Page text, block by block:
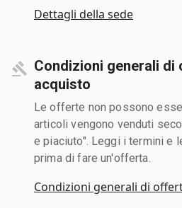
Dettagli della sede
Condizioni generali di
acquisto
Le offerte non possono
articoli vengono venduti
e piaciuto". Leggi i termini e
prima di fare un'offerta.
Condizioni generali di